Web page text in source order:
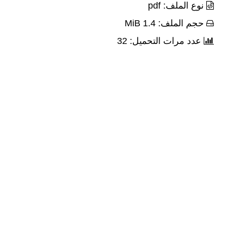
نوع الملف: pdf
حجم الملف: 1.4 MiB
عدد مرات التحميل: 32